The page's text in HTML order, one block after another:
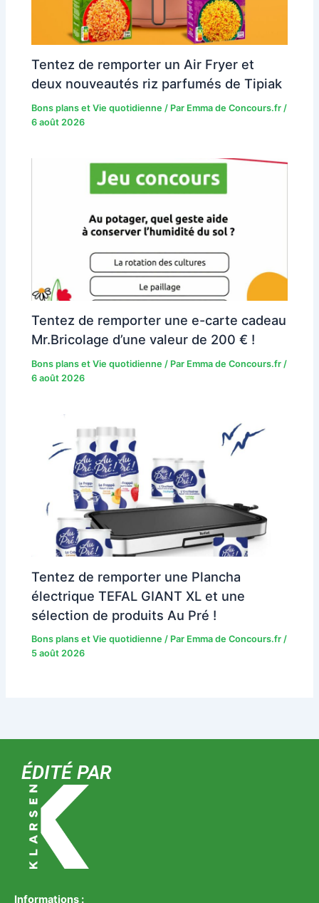
Tentez de remporter un Air Fryer et
deux nouveautés riz parfumés de Tipiak
Bons plans et Vie quotidienne / Par Emma de Concours.fr/
6 août 2026
Tentez de remporter une e-carte cadeau
Mr.Bricolage d’une valeur de 200 € !
Bons plans et Vie quotidienne / Par Emma de Concours.fr/
6 août 2026
Tentez de remporter une Plancha
électrique TEFAL GIANT XL et une
sélection de produits Au Pré !
Bons plans et Vie quotidienne / Par Emma de Concours.fr/
5 août 2026
ÉDITÉ PAR
Informations :